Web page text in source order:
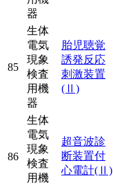
器
85
生体
電気
現象
検査
用機
器
胎児聴覚
誘発反応
刺激装置
(Ⅱ)
86
生体
電気
現象
検査
用機
超音波診
断装置付
心電計(Ⅱ)